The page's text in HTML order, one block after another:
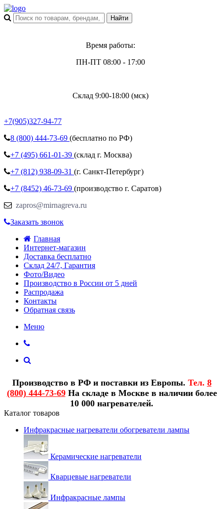
Время работы:
ПН-ПТ 08:00 - 17:00
Склад 9:00-18:00 (мск)
+7(905)327-94-77
8 (800) 444-73-69 (бесплатно по РФ)
+7 (495) 661-01-39 (склад г. Москва)
+7 (812) 938-09-31 (г. Санкт-Петербург)
+7 (8452) 46-73-69 (производство г. Саратов)
zapros@mirnagreva.ru
Заказать звонок
Главная
Интернет-магазин
Доставка бесплатно
Склад 24/7, Гарантия
Фото/Видео
Производство в России от 5 дней
Распродажа
Контакты
Обратная связь
Меню
Производство в РФ и поставки из Европы. Тел. 8
(800) 444-73-69На складе в Москве в наличии более
10 000 нагревателей.
Каталог товаров
Инфракрасные нагреватели обогреватели лампы
Керамические нагреватели
Кварцевые нагреватели
Инфракрасные лампы